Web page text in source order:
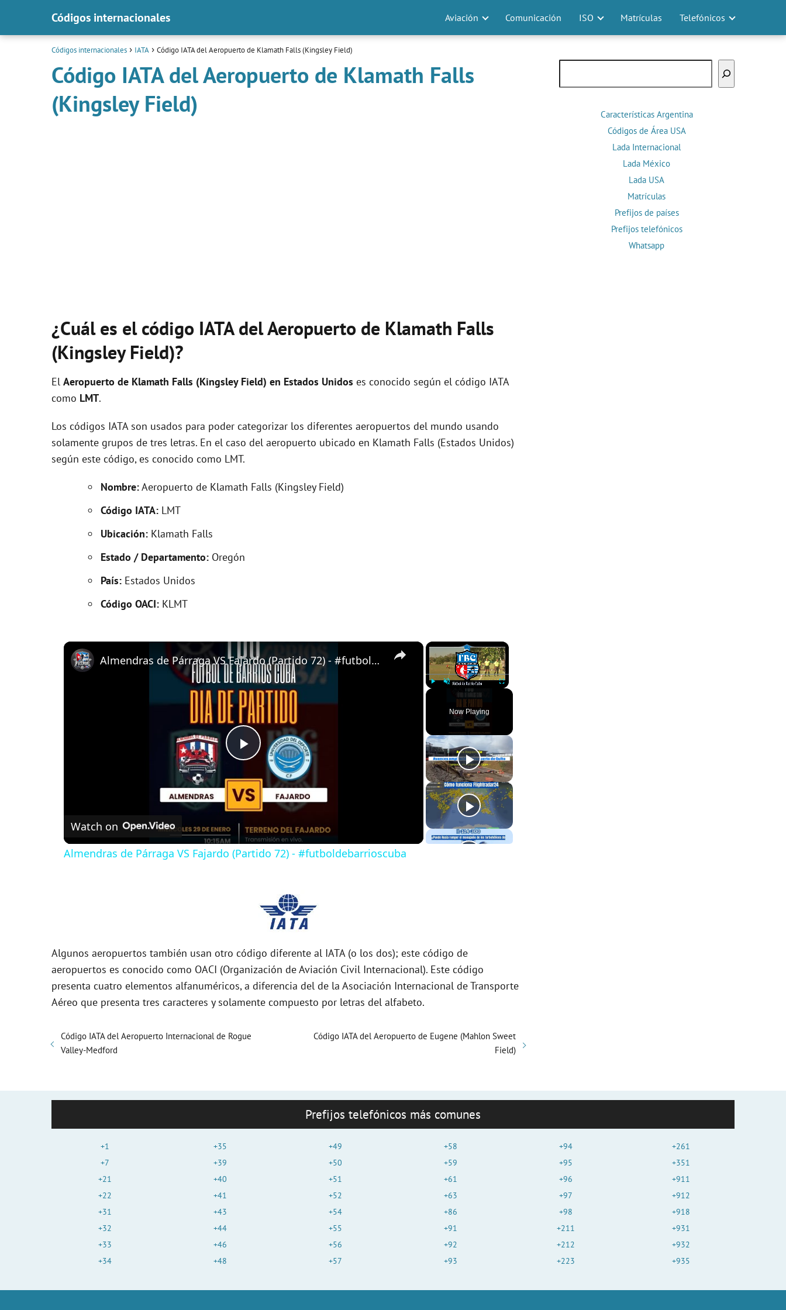
Códigos internacionales Aviación Comunicación ISO Matrículas Telefónicos
Códigos internacionales IATA Código IATA del Aeropuerto de Klamath Falls (Kingsley Field)
Código IATA del Aeropuerto de Klamath Falls
(Kingsley Field)
¿Cuál es el código IATA del Aeropuerto de Klamath Falls
(Kingsley Field)?
El Aeropuerto de Klamath Falls (Kingsley Field) en Estados Unidos es conocido según el código IATA
como LMT.
Los códigos IATA son usados para poder categorizar los diferentes aeropuertos del mundo usando
solamente grupos de tres letras. En el caso del aeropuerto ubicado en Klamath Falls (Estados Unidos)
según este código, es conocido como LMT.
Nombre:Aeropuerto de Klamath Falls (Kingsley Field)
Código IATA: LMT
Ubicación: Klamath Falls
Estado / Departamento: Oregón
País: Estados Unidos
Código OACI: KLMT
×
Unmute Fullscreen
Now Playing
×
P
l
a
d
e
o
Almendras de Párraga VS Fajardo (Partido 72) - #futboldebarrioscuba
Watch on
Almendras de Párraga VS Fajardo (Partido 72) - #futboldebarrioscuba
Algunos aeropuertos también usan otro código diferente al IATA (o los dos); este código de
aeropuertos es conocido como OACI (Organización de Aviación Civil Internacional). Este código
presenta cuatro elementos alfanuméricos, a diferencia del de la Asociación Internacional de Transporte
Aéreo que presenta tres caracteres y solamente compuesto por letras del alfabeto.
Código IATA del Aeropuerto Internacional de Rogue
Valley-Medford
Código IATA del Aeropuerto de Eugene (Mahlon Sweet
Field)
Características Argentina
Códigos de Área USA
Lada Internacional
Lada México
Lada USA
Matrículas
Prefijos de países
Prefijos telefónicos
Whatsapp
Prefijos telefónicos más comunes
+1
+7
+21
+22
+31
+32
+33
+34
+35
+39
+40
+41
+43
+44
+46
+48
+49
+50
+51
+52
+54
+55
+56
+57
+58
+59
+61
+63
+86
+91
+92
+93
+94
+95
+96
+97
+98
+211
+212
+223
+261
+351
+911
+912
+918
+931
+932
+935